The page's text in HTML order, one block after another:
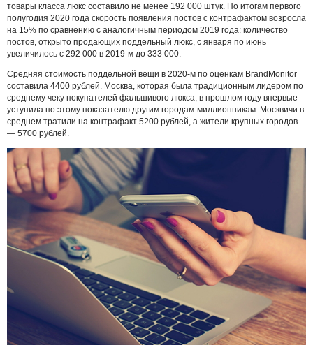
товары класса люкс составило не менее 192 000 штук. По итогам первого
полугодия 2020 года скорость появления постов с контрафактом возросла
на 15% по сравнению с аналогичным периодом 2019 года: количество
постов, открыто продающих поддельный люкс, с января по июнь
увеличилось с 292 000 в 2019-м до 333 000.
Средняя стоимость поддельной вещи в 2020-м по оценкам BrandMonitor
составила 4400 рублей. Москва, которая была традиционным лидером по
среднему чеку покупателей фальшивого люкса, в прошлом году впервые
уступила по этому показателю другим городам-миллионникам. Москвичи в
среднем тратили на контрафакт 5200 рублей, а жители крупных городов
— 5700 рублей.